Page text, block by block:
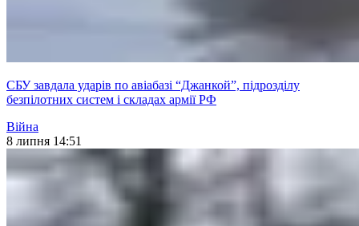
СБУ завдала ударів по авіабазі “Джанкой”, підрозділу
безпілотних систем і складах армії РФ
Війна
8 липня 14:51